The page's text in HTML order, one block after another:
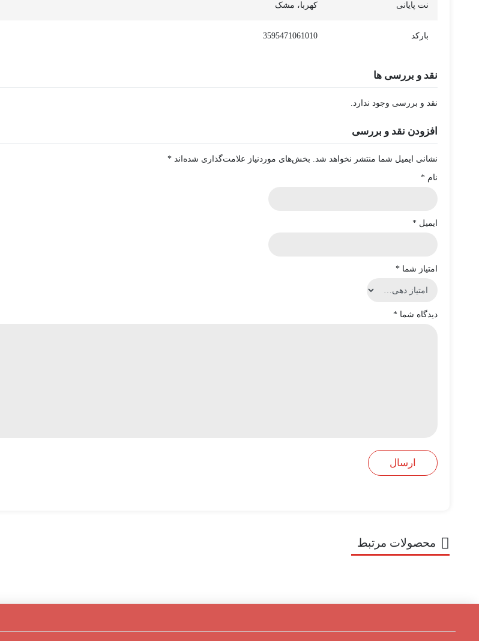
نت پایانی کهربا، مشک
بارکد 3595471061010
نقد و بررسی ها
نقد و بررسی وجود ندارد.
افزودن نقد و بررسی
نشانی ایمیل شما منتشر نخواهد شد. بخش‌های موردنیاز علامت‌گذاری شده‌اند *
نام *
ایمیل *
امتیاز شما *
دیدگاه شما *
محصولات مرتبط